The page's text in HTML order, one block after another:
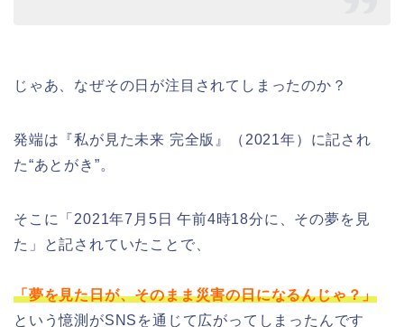
じゃあ、なぜその日が注目されてしまったのか？
発端は『私が見た未来 完全版』（2021年）に記され
た“あとがき”。
そこに「2021年7月5日 午前4時18分に、その夢を見
た」と記されていたことで、
「夢を見た日が、そのまま災害の日になるんじゃ？」
という憶測がSNSを通じて広がってしまったんです